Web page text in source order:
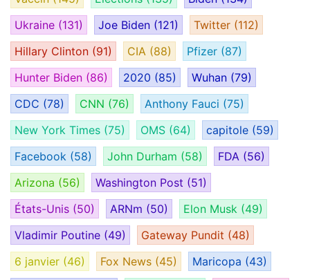
Ukraine (131) Joe Biden (121) Twitter (112)
Hillary Clinton (91) CIA (88) Pfizer (87)
Hunter Biden (86) 2020 (85) Wuhan (79)
CDC (78) CNN (76) Anthony Fauci (75)
New York Times (75) OMS (64) capitole (59)
Facebook (58) John Durham (58) FDA (56)
Arizona (56) Washington Post (51)
États-Unis (50) ARNm (50) Elon Musk (49)
Vladimir Poutine (49) Gateway Pundit (48)
6 janvier (46) Fox News (45) Maricopa (43)